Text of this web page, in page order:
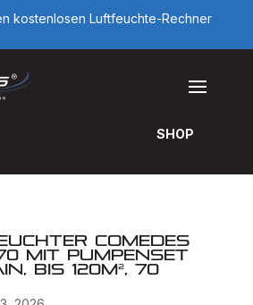
kostenlosen Luftfeuchte-Rechner
SHOP
Comedes
mit Pumpenset
bis 120m², 70